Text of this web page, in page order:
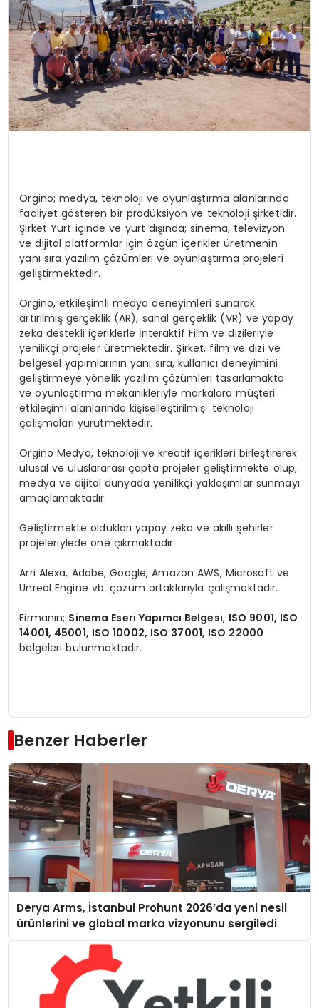
Orgino; medya, teknoloji ve oyunlaştırma alanlarında
faaliyet gösteren bir prodüksiyon ve teknoloji şirketidir.
Şirket Yurt içinde ve yurt dışında; sinema, televizyon
ve dijital platformlar için özgün içerikler üretmenin
yanı sıra yazılım çözümleri ve oyunlaştırma projeleri
geliştirmektedir.
Orgino, etkileşimli medya deneyimleri sunarak
artırılmış gerçeklik (AR), sanal gerçeklik (VR) ve yapay
zeka destekli içeriklerle İnteraktif Film ve dizileriyle
yenilikçi projeler üretmektedir. Şirket, film ve dizi ve
belgesel yapımlarının yanı sıra, kullanıcı deneyimini
geliştirmeye yönelik yazılım çözümleri tasarlamakta
ve oyunlaştırma mekanikleriyle markalara müşteri
etkileşimi alanlarında kişiselleştirilmiş teknoloji
çalışmaları yürütmektedir.
Orgino Medya, teknoloji ve kreatif içerikleri birleştirerek
ulusal ve uluslararası çapta projeler geliştirmekte olup,
medya ve dijital dünyada yenilikçi yaklaşımlar sunmayı
amaçlamaktadır.
Geliştirmekte oldukları yapay zeka ve akıllı şehirler
projeleriylede öne çıkmaktadır.
Arri Alexa, Adobe, Google, Amazon AWS, Microsoft ve
Unreal Engine vb. çözüm ortaklarıyla çalışmaktadır.
Firmanın; Sinema Eseri Yapımcı Belgesi, ISO 9001, ISO
14001, 45001, ISO 10002, ISO 37001, ISO 22000
belgeleri bulunmaktadır.
Benzer Haberler
Derya Arms, İstanbul Prohunt 2026’da yeni nesil
ürünlerini ve global marka vizyonunu sergiledi